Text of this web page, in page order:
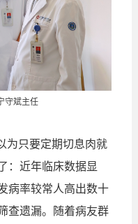
守斌主任
为只要定期切息肉就
：近年临床数据显
病率较常人高出数十
查遗漏。随着病友群